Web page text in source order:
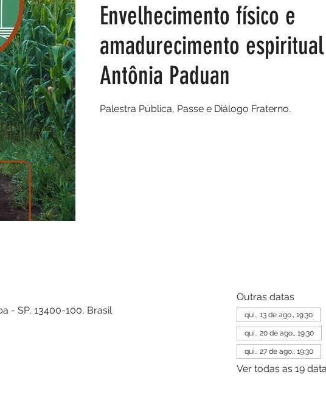
Envelhecimento físico e
amadurecimento
Antônia Paduan
Palestra Pública, Passe e Diálogo Fraterno.
- SP, 13400-100, Brasil
Outras datas
qui., 13 de ago., 19:30
qui., 20 de ago., 19:30
qui., 27 de ago., 19:30
Ver todas as 19